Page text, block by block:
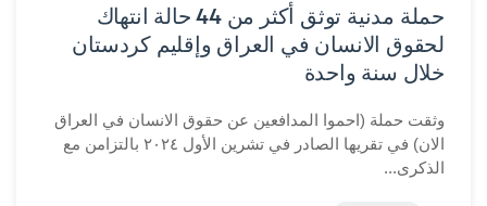
حملة مدنية توثق أكثر من 44 حالة انتهاك
لحقوق الانسان في العراق وإقليم كردستان
خلال سنة واحدة
وثقت حملة (احموا المدافعين عن حقوق الانسان في العراق
الان) في تقريها الصادر في تشرين الأول ٢٠٢٤ بالتزامن مع
الذكرى...